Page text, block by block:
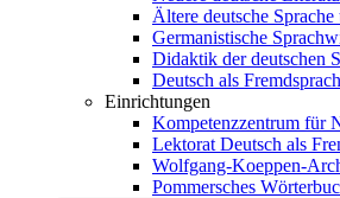
Ältere deutsche
Germanistische
Didaktik der deutschen
Deutsch als
Einrichtungen
Kompetenzzentrum für
Lektorat Deutsch als
Wolfgang-Koeppen-
Pommersches